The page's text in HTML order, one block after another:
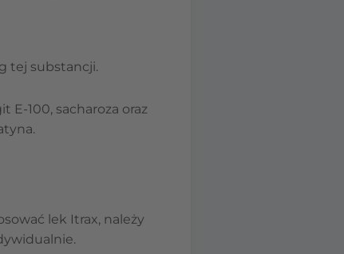
tej substancji.
E-100, sacharoza oraz
lek Itrax, należy